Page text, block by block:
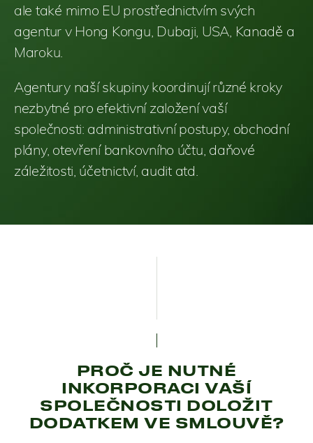
ale také mimo EU prostřednictvím svých
agentur v Hong Kongu, Dubaji, USA, Kanadě a
Maroku.
Agentury naší skupiny koordinují různé kroky
nezbytné pro efektivní založení vaší
společnosti: administrativní postupy, obchodní
plány, otevření bankovního účtu, daňové
záležitosti, účetnictví, audit atd.
PROČ JE NUTNÉ
INKORPORACI VAŠÍ
SPOLEČNOSTI DOLOŽIT
DODATKEM VE SMLOUVĚ?